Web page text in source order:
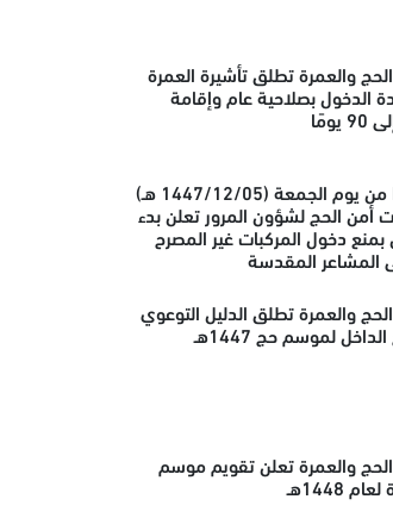
والعمرة تطلق تأشيرة العمرة
الدخول بصلاحية عام وإقامة
اعتبارًا من يوم الجمعة (1447/12/05 هـ)
أمن الحج لشؤون المرور تعلن بدء
بمنع دخول المركبات غير المصرح
المشاعر المقدسة
والعمرة تطلق الدليل التوعوي
لموسم حج 1447هـ
الحج والعمرة تعلن تقويم موسم
1448هـ